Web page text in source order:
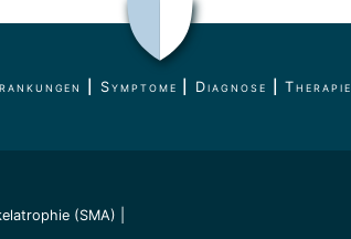
Symptome Diagnose |Therapie
(SMA)